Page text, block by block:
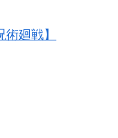
廻戦】